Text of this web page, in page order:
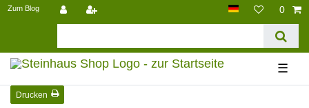
Zum Blog 0
☰
Drucken